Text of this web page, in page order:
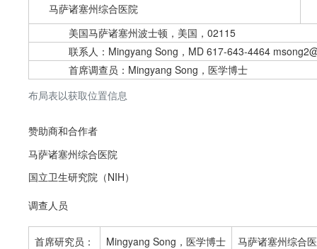
布局表以获取位置信息
马萨诸塞州综合医院
美国马萨诸塞州波士顿，美国，02115
联系人：Mingyang Song，MD 617-643-4464
首席调查员：Mingyang Song，医学博士
赞助商和合作者
马萨诸塞州综合医院
国立卫生研究院（NIH）
调查人员
首席研究员： Mingyang Song，医学博士 马萨诸塞州综合